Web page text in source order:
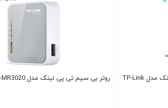
اکسس پوینت و تقویت کننده تی پی لینک مدل TP-Link
روتر بی سیم تی پی لینک مدل TP-Link TL-MR3020